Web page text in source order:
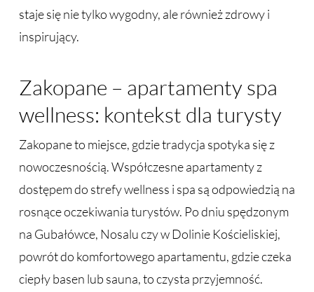
staje się nie tylko wygodny, ale również zdrowy i
inspirujący.
Zakopane – apartamenty spa
wellness: kontekst dla turysty
Zakopane to miejsce, gdzie tradycja spotyka się z
nowoczesnością. Współczesne apartamenty z
dostępem do strefy wellness i spa są odpowiedzią na
rosnące oczekiwania turystów. Po dniu spędzonym
na Gubałówce, Nosalu czy w Dolinie Kościeliskiej,
powrót do komfortowego apartamentu, gdzie czeka
ciepły basen lub sauna, to czysta przyjemność.